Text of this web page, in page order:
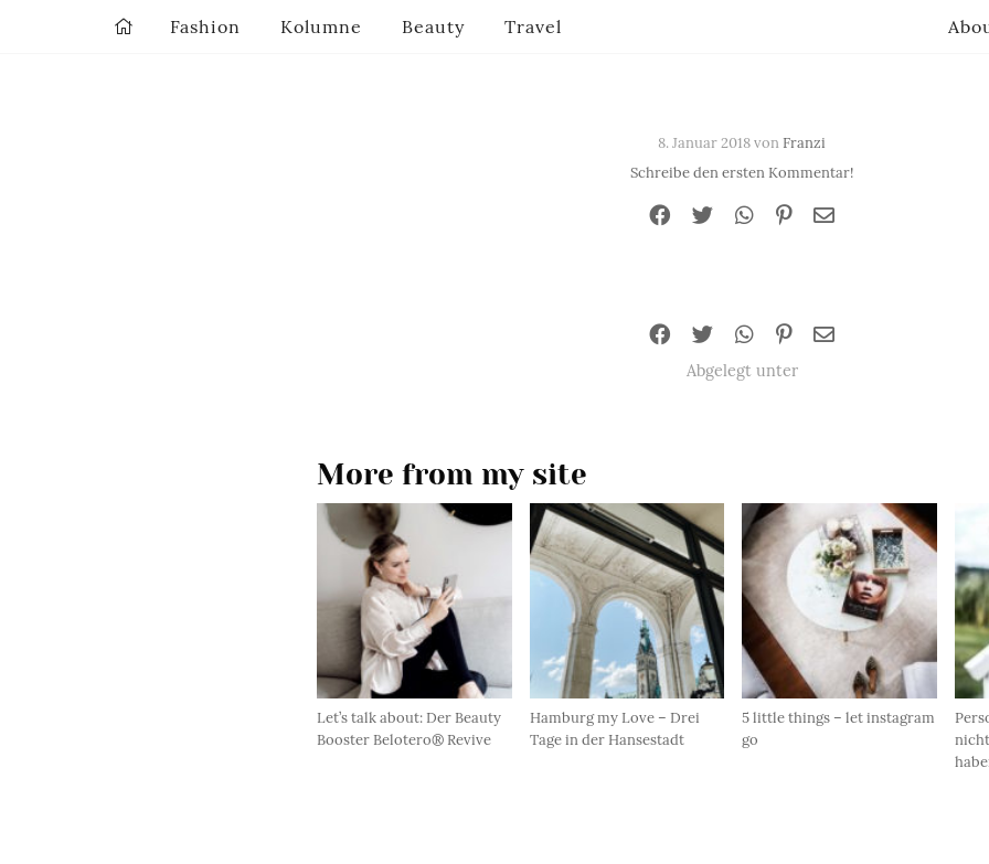
8. Januar 2018 vonFranzi
Schreibe den ersten Kommentar!
Abgelegt unter
More from my site
Let’s talk about: Der Beauty
Booster Belotero® Revive
Hamburg my Love – Drei
Tage in der Hansestadt
5 little things – let instagram
go
Fashion Kolumne Beauty Travel